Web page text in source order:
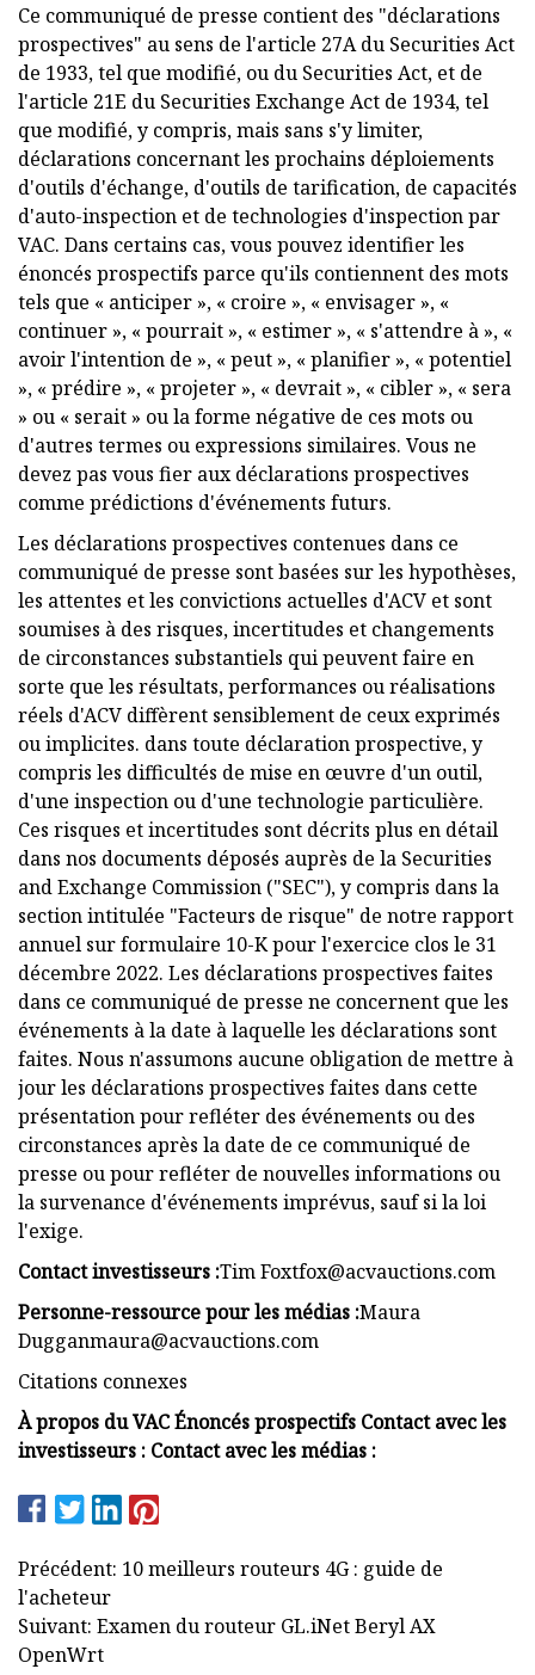
Ce communiqué de presse contient des "déclarations
prospectives" au sens de l'article 27A du Securities Act
de 1933, tel que modifié, ou du Securities Act, et de
l'article 21E du Securities Exchange Act de 1934, tel
que modifié, y compris, mais sans s'y limiter,
déclarations concernant les prochains déploiements
d'outils d'échange, d'outils de tarification, de capacités
d'auto-inspection et de technologies d'inspection par
VAC. Dans certains cas, vous pouvez identifier les
énoncés prospectifs parce qu'ils contiennent des mots
tels que « anticiper », « croire », « envisager », «
continuer », « pourrait », « estimer », « s'attendre à », «
avoir l'intention de », « peut », « planifier », « potentiel
», « prédire », « projeter », « devrait », « cibler », « sera
» ou « serait » ou la forme négative de ces mots ou
d'autres termes ou expressions similaires. Vous ne
devez pas vous fier aux déclarations prospectives
comme prédictions d'événements futurs.
Les déclarations prospectives contenues dans ce
communiqué de presse sont basées sur les hypothèses,
les attentes et les convictions actuelles d'ACV et sont
soumises à des risques, incertitudes et changements
de circonstances substantiels qui peuvent faire en
sorte que les résultats, performances ou réalisations
réels d'ACV diffèrent sensiblement de ceux exprimés
ou implicites. dans toute déclaration prospective, y
compris les difficultés de mise en œuvre d'un outil,
d'une inspection ou d'une technologie particulière.
Ces risques et incertitudes sont décrits plus en détail
dans nos documents déposés auprès de la Securities
and Exchange Commission ("SEC"), y compris dans la
section intitulée "Facteurs de risque" de notre rapport
annuel sur formulaire 10-K pour l'exercice clos le 31
décembre 2022. Les déclarations prospectives faites
dans ce communiqué de presse ne concernent que les
événements à la date à laquelle les déclarations sont
faites. Nous n'assumons aucune obligation de mettre à
jour les déclarations prospectives faites dans cette
présentation pour refléter des événements ou des
circonstances après la date de ce communiqué de
presse ou pour refléter de nouvelles informations ou
la survenance d'événements imprévus, sauf si la loi
l'exige.
Contact investisseurs :TimFoxtfox@acvauctions.com
Personne-ressource pour les médias :Maura
Dugganmaura@acvauctions.com
Citations connexes
À propos du VAC Énoncés prospectifs Contact avec les
investisseurs : Contact avec les médias :
Précédent: 10 meilleurs routeurs 4G : guide de
l'acheteur
Suivant: Examen du routeur GL.iNet Beryl AX
OpenWrt